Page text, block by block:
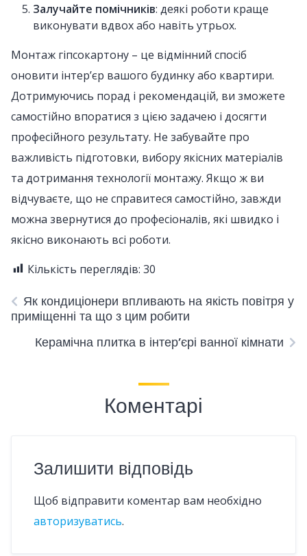
Залучайте помічників: деякі роботи краще
виконувати вдвох або навіть утрьох.
Монтаж гіпсокартону – це відмінний спосіб
оновити інтер’єр вашого будинку або квартири.
Дотримуючись порад і рекомендацій, ви зможете
самостійно впоратися з цією задачею і досягти
професійного результату. Не забувайте про
важливість підготовки, вибору якісних матеріалів
та дотримання технології монтажу. Якщо ж ви
відчуваєте, що не справитеся самостійно, завжди
можна звернутися до професіоналів, які швидко і
якісно виконають всі роботи.
Кількість переглядів: 30
Як кондиціонери впливають на якість повітря у
приміщенні та що з цим робити
Керамічна плитка в інтер’єрі ванної кімнати
Коментарі
Залишити відповідь
Щоб відправити коментар вам необхідно
авторизуватись.